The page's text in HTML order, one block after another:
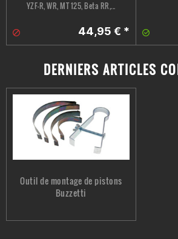
YZF-R, WR, MT 125, Beta RR,...
44,95 € *
DERNIERS ARTICLES
Outil de montage de pistons
Buzzetti